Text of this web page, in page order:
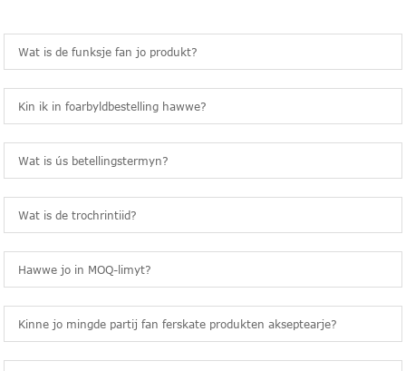
Wat is de funksje fan jo produkt?
Kin ik in foarbyldbestelling hawwe?
Wat is ús betellingstermyn?
Wat is de trochrintiid?
Hawwe jo in MOQ-limyt?
Kinne jo mingde partij fan ferskate produkten akseptearje?